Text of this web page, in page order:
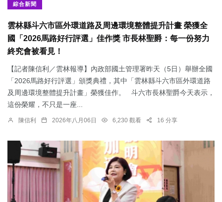
綜合新聞
雲林縣斗六市區外環道路及周邊環境整體提升計畫 榮獲全
國「2026馬路好行評選」佳作獎 市長林聖爵：每一份努力
終究會被看見！
【記者陳信利／雲林報導】內政部國土管理署昨天（5日）舉辦全國
「2026馬路好行評選」頒獎典禮，其中「雲林縣斗六市區外環道路
及周邊環境整體提升計畫」榮獲佳作。 斗六市長林聖爵今天表示，
這份榮耀，不只是一座...
陳信利 2026年八月06日 6,230 觀看 16 分享